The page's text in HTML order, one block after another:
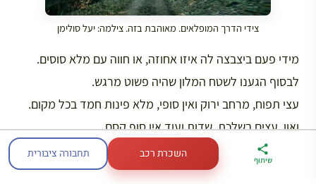
צידי הדרך המופלאים. מאוהבת בזה. צילמה: יעל סולימן
מידי פעם ביצבצה לה איזו אחוזה, או חווה עם מלא סוסים.
לבסוף הגענו לשטח המלון שהיה פשוט מרגש.
עצי תפוח, מרחב ירוק ואין סופי, מלא פינות חמד בכל מקום.
ואוו. עצים בשלכת, שדות ועוד אין סוף קסם.
בלב התפללנו שגם הארוחה תעמוד בציפיות, כי בכנות ממש
ארגז הכלים שלי
לטיול בצרפת
מדריך פריז
במתנה
דברו
איתי בווטסאפ
שיתוף השכרת רכב תחבורה ציבורית